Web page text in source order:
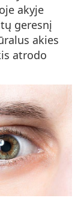
akyje
geresnį
akies
atrodo